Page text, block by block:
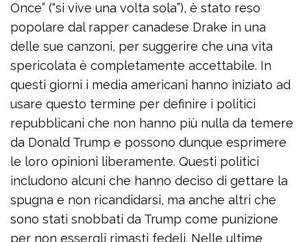
Once” (“si vive una volta sola”), è stato reso
popolare dal rapper canadese Drake in una
delle sue canzoni, per suggerire che una vita
spericolata è completamente accettabile. In
questi giorni i media americani hanno iniziato ad
usare questo termine per definire i politici
repubblicani che non hanno più nulla da temere
da Donald Trump e possono dunque esprimere
le loro opinioni liberamente. Questi politici
includono alcuni che hanno deciso di gettare la
spugna e non ricandidarsi, ma anche altri che
sono stati snobbati da Trump come punizione
per non essergli rimasti fedeli. Nelle ultime